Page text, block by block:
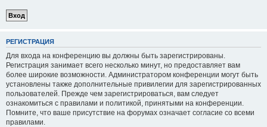
РЕГИСТРАЦИЯ
Для входа на конференцию вы должны быть зарегистрированы.
Регистрация занимает всего несколько минут, но предоставляет вам
более широкие возможности. Администратором конференции могут быть
установлены также дополнительные привилегии для зарегистрированных
пользователей. Прежде чем зарегистрироваться, вам следует
ознакомиться с правилами и политикой, принятыми на конференции.
Помните, что ваше присутствие на форумах означает согласие со всеми
правилами.